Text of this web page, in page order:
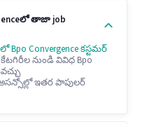
తాజా job
Bpo Convergence కస్టమర్
నుండి వివిధ Bpo
అసన్సోల్లో ఇతర పాపులర్